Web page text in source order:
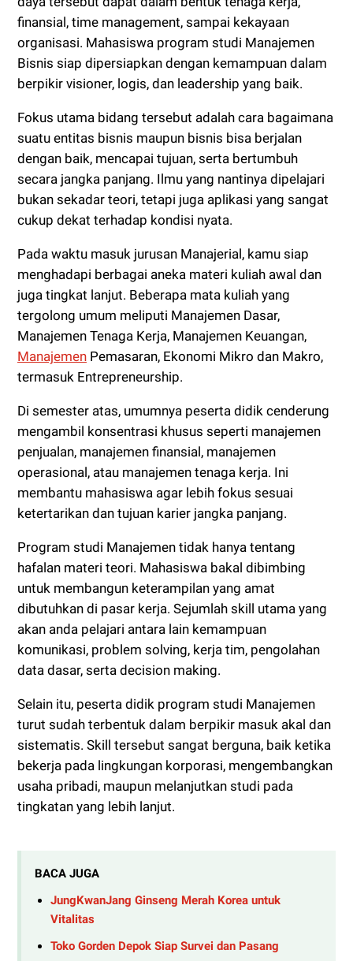
finansial, time management, sampai kekayaan
organisasi. Mahasiswa program studi Manajemen
Bisnis siap dipersiapkan dengan kemampuan dalam
berpikir visioner, logis, dan leadership yang baik.
Fokus utama bidang tersebut adalah cara bagaimana
suatu entitas bisnis maupun bisnis bisa berjalan
dengan baik, mencapai tujuan, serta bertumbuh
secara jangka panjang. Ilmu yang nantinya dipelajari
bukan sekadar teori, tetapi juga aplikasi yang sangat
cukup dekat terhadap kondisi nyata.
Pada waktu masuk jurusan Manajerial, kamu siap
menghadapi berbagai aneka materi kuliah awal dan
juga tingkat lanjut. Beberapa mata kuliah yang
tergolong umum meliputi Manajemen Dasar,
Manajemen Tenaga Kerja, Manajemen Keuangan,
Manajemen Pemasaran, Ekonomi Mikro dan Makro,
termasuk Entrepreneurship.
Di semester atas, umumnya peserta didik cenderung
mengambil konsentrasi khusus seperti manajemen
penjualan, manajemen finansial, manajemen
operasional, atau manajemen tenaga kerja. Ini
membantu mahasiswa agar lebih fokus sesuai
ketertarikan dan tujuan karier jangka panjang.
Program studi Manajemen tidak hanya tentang
hafalan materi teori. Mahasiswa bakal dibimbing
untuk membangun keterampilan yang amat
dibutuhkan di pasar kerja. Sejumlah skill utama yang
akan anda pelajari antara lain kemampuan
komunikasi, problem solving, kerja tim, pengolahan
data dasar, serta decision making.
Selain itu, peserta didik program studi Manajemen
turut sudah terbentuk dalam berpikir masuk akal dan
sistematis. Skill tersebut sangat berguna, baik ketika
bekerja pada lingkungan korporasi, mengembangkan
usaha pribadi, maupun melanjutkan studi pada
tingkatan yang lebih lanjut.
BACA JUGA
JungKwanJang Ginseng Merah Korea untuk
Vitalitas
Toko Gorden Depok Siap Survei dan Pasang